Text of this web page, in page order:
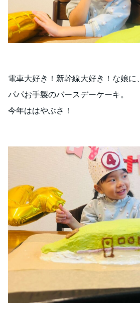
電車大好き！新幹線大好き！な娘に、
パパお手製のバースデーケーキ。
今年ははやぶさ！